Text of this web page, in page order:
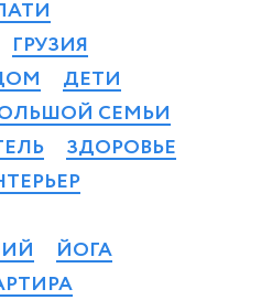
ГРУЗИЯ
ДЕТИ
СЕМЬИ
ЗДОРОВЬЕ
ЙОГА